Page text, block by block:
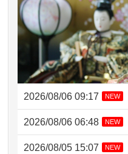
2026/08/06 09:17 NEW
2026/08/06 06:48 NEW
2026/08/05 15:07 NEW